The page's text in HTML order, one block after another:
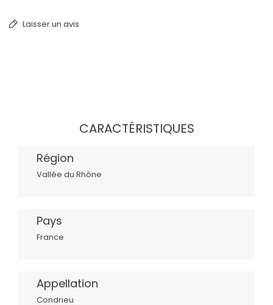
Laisser un avis
CARACTÉRISTIQUES
Région
Vallée du Rhône
Pays
France
Appellation
Condrieu